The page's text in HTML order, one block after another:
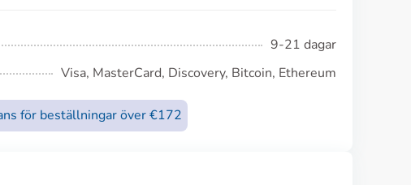
9-21 dagar
Visa, MasterCard, Discovery, Bitcoin, Ethereum
för beställningar över €172